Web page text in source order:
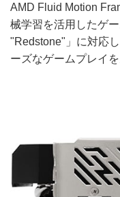
AMD Fluid Motion
械学習を活用したゲ
"Redstone"」に対応
ーズなゲームプレイ